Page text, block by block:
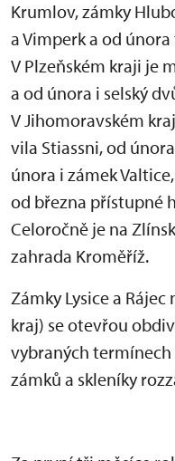
Krumlov, zámky
a Vimperk a od
V Plzeňském kraji je
a od února i selský
V Jihomoravském
vila Stiassni, od
února i zámek
od března přístupné
Celoročně je na
zahrada Kroměříž.
Zámky Lysice a
kraj) se otevřou
vybraných
zámků a skleníky